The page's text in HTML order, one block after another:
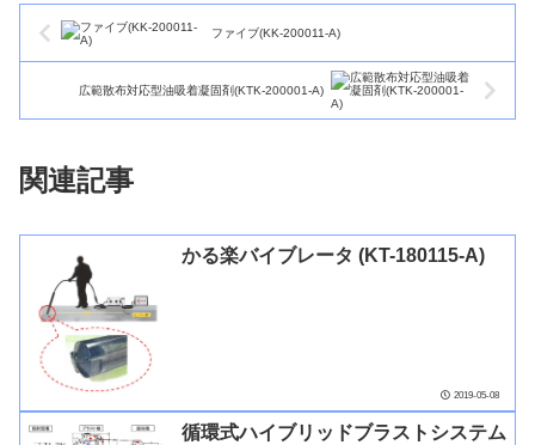
ファイブ(KK-200011-A)
広範散布対応型油吸着凝固剤(KTK-200001-A)
関連記事
かる楽バイブレータ (KT-180115-A)
2019-05-08
循環式ハイブリッドブラストシステム